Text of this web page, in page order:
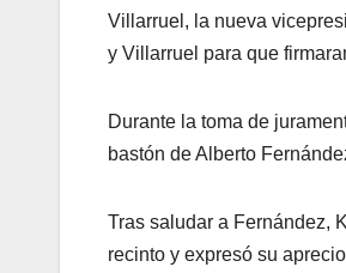
Villarruel, la nueva
y Villarruel para que
Durante la toma de
bastón de Alberto
Tras saludar a Fernández,
recinto y expresó su